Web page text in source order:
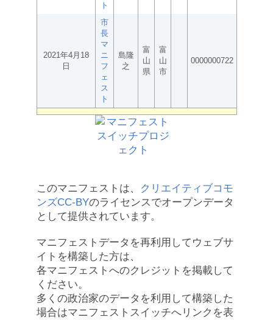
ト
2021年4月18
日
市
長
マ
ニ
フ
ェ
ス
ト
島隆
之
富
山
県
富
山
市
0000000722
このマニフェストは、
クリエイティブコモ
ンズCC-BYのライセンスでオープンデータ
として提供されています。
マニフェストデータを再利用してウェブサ
イトを構築した方は、
各マニフェストへのクレジットを掲載して
ください。
多くの政治家のデータを利用して構築した
場合はマニフェストスイッチへリンクを表